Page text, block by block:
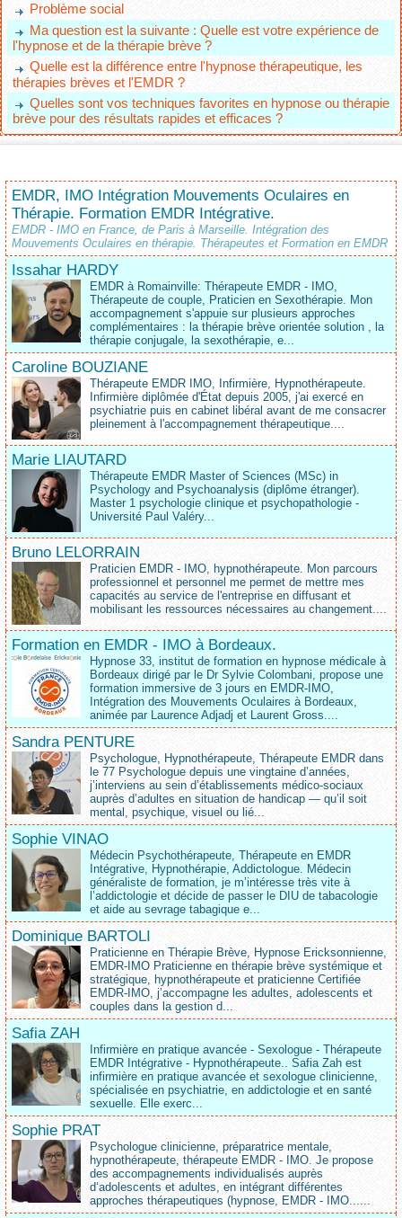
Problème social
Ma question est la suivante : Quelle est votre expérience de
l'hypnose et de la thérapie brève ?
Quelle est la différence entre l'hypnose thérapeutique, les
thérapies brèves et l'EMDR ?
Quelles sont vos techniques favorites en hypnose ou thérapie
brève pour des résultats rapides et efficaces ?
EMDR, IMO Intégration Mouvements Oculaires en
Thérapie. Formation EMDR Intégrative.
EMDR - IMO en France, de Paris à Marseille. Intégration des
Mouvements Oculaires en thérapie. Thérapeutes et Formation en EMDR
Issahar HARDY
EMDR à Romainville: Thérapeute EMDR - IMO,
Thérapeute de couple, Praticien en Sexothérapie. Mon
accompagnement s'appuie sur plusieurs approches
complémentaires : la thérapie brève orientée solution , la
thérapie conjugale, la sexothérapie, e...
Caroline BOUZIANE
Thérapeute EMDR IMO, Infirmière, Hypnothérapeute.
Infirmière diplômée d'État depuis 2005, j'ai exercé en
psychiatrie puis en cabinet libéral avant de me consacrer
pleinement à l'accompagnement thérapeutique....
Marie LIAUTARD
Thérapeute EMDR Master of Sciences (MSc) in
Psychology and Psychoanalysis (diplôme étranger).
Master 1 psychologie clinique et psychopathologie -
Université Paul Valéry...
Bruno LELORRAIN
Praticien EMDR - IMO, hypnothérapeute. Mon parcours
professionnel et personnel me permet de mettre mes
capacités au service de l'entreprise en diffusant et
mobilisant les ressources nécessaires au changement....
Formation en EMDR - IMO à Bordeaux.
Hypnose 33, institut de formation en hypnose médicale à
Bordeaux dirigé par le Dr Sylvie Colombani, propose une
formation immersive de 3 jours en EMDR-IMO,
Intégration des Mouvements Oculaires à Bordeaux,
animée par Laurence Adjadj et Laurent Gross....
Sandra PENTURE
Psychologue, Hypnothérapeute, Thérapeute EMDR dans
le 77 Psychologue depuis une vingtaine d’années,
j’interviens au sein d’établissements médico‑sociaux
auprès d’adultes en situation de handicap — qu’il soit
mental, psychique, visuel ou lié...
Sophie VINAO
Médecin Psychothérapeute, Thérapeute en EMDR
Intégrative, Hypnothérapie, Addictologue. Médecin
généraliste de formation, je m’intéresse très vite à
l’addictologie et décide de passer le DIU de tabacologie
et aide au sevrage tabagique e...
Dominique BARTOLI
Praticienne en Thérapie Brève, Hypnose Ericksonnienne,
EMDR-IMO Praticienne en thérapie brève systémique et
stratégique, hypnothérapeute et praticienne Certifiée
EMDR-IMO, j’accompagne les adultes, adolescents et
couples dans la gestion d...
Safia ZAH
Infirmière en pratique avancée - Sexologue - Thérapeute
EMDR Intégrative - Hypnothérapeute.. Safia Zah est
infirmière en pratique avancée et sexologue clinicienne,
spécialisée en psychiatrie, en addictologie et en santé
sexuelle. Elle exerc...
Sophie PRAT
Psychologue clinicienne, préparatrice mentale,
hypnothérapeute, thérapeute EMDR - IMO. Je propose
des accompagnements individualisés auprès
d‘adolescents et adultes, en intégrant différentes
approches thérapeutiques (hypnose, EMDR - IMO......